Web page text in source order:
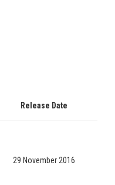
Release Date
29 November 2016